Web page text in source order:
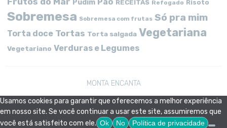
Pudim RECEITAS Refogado Risoto
Sobremesa Sobremesa com frutas Só pra mim
Torta doce Tortas Torta salgada Vegetariana
Vegetariano Verduras e Legumes
MONTA ENCANTA
Usamos cookies para garantir que oferecemos a melhor experiência
em nosso site. Se você continuar a usar este site, assumiremos que
você está satisfeito com ele. Ok No Política de privacidade